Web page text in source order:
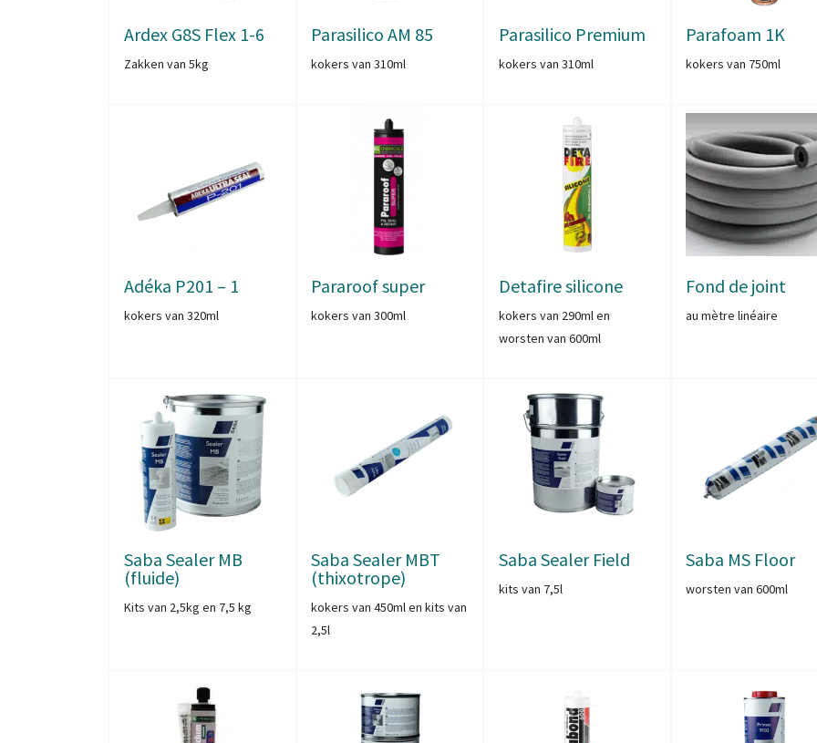
Ardex G8S Flex 1-6
Zakken van 5kg
Parasilico AM 85
kokers van 310ml
Parasilico Premium
kokers van 310ml
Parafoam 1K
kokers van 750ml
Adéka P201 – 1
kokers van 320ml
Pararoof super
kokers van 300ml
Detafire silicone
kokers van 290ml en
worsten van 600ml
Fond de joint
au mètre linéaire
Saba Sealer MB
(fluide)
Kits van 2,5kg en 7,5 kg
Saba Sealer MBT
(thixotrope)
kokers van 450ml en kits van
2,5l
Saba Sealer Field
kits van 7,5l
Saba MS Floor
worsten van 600ml